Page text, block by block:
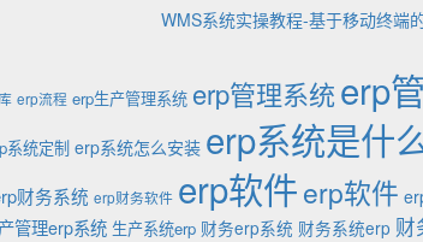
WMS系统实操教程-基于移动终端
erp流程 erp生产管理系统 erp管理系统erp
系统定制 erp系统怎么安装 erp系统是什
财务系统 erp财务软件 erp软件erp软件
管理erp系统 生产系统erp 财务erp系统 财务系统erp 财